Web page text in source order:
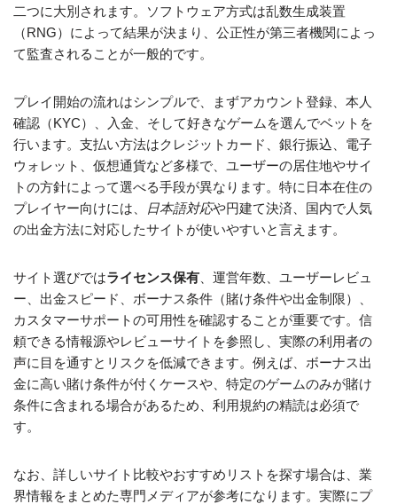
二つに大別されます。ソフトウェア方式は乱数生成装置
（RNG）によって結果が決まり、公正性が第三者機関によっ
て監査されることが一般的です。
プレイ開始の流れはシンプルで、まずアカウント登録、本人
確認（KYC）、入金、そして好きなゲームを選んでベットを
行います。支払い方法はクレジットカード、銀行振込、電子
ウォレット、仮想通貨など多様で、ユーザーの居住地やサイ
トの方針によって選べる手段が異なります。特に日本在住の
プレイヤー向けには、
日本語対応や円建て決済、国内で人気
の出金方法に対応したサイトが使いやすいと言えます。
サイト選びではライセンス保有 、運営年数、ユーザーレビュ
ー、出金スピード、ボーナス条件（賭け条件や出金制限）、
カスタマーサポートの可用性を確認することが重要です。信
頼できる情報源やレビューサイトを参照し、実際の利用者の
声に目を通すとリスクを低減できます。例えば、ボーナス出
金に高い賭け条件が付くケースや、特定のゲームのみが賭け
条件に含まれる場合があるため、利用規約の精読は必須で
す。
なお、詳しいサイト比較やおすすめリストを探す場合は、業
界情報をまとめた専門メディアが参考になります。実際にプ